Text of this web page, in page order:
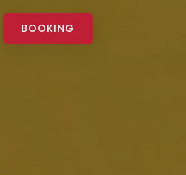
BOOKING